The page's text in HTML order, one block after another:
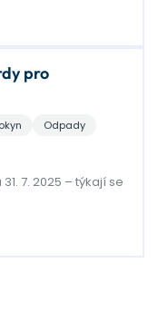
pro
Odpady
7. 2025 – týkají se